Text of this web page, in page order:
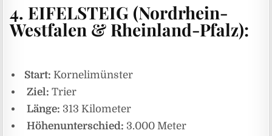
4. EIFELSTEIG (Nordrhein-
Westfalen & Rheinland-Pfalz):
Start: Kornelimünster
Ziel: Trier
Länge: 313 Kilometer
Höhenunterschied: 3.000 Meter